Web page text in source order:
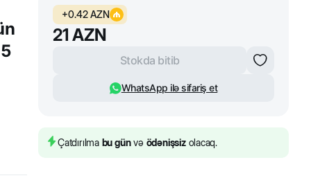
+0.42AZN
21 AZN
Stokda bitib
WhatsApp ilə sifariş et
Çatdırılma bu günvə ödənişsizolacaq.